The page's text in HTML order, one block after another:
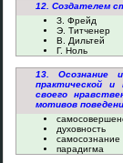
12. Создателем
З. Фрейд
Э. Титченер
В. Дильтей
Г. Ноль
13. Осознание
практической и
своего
мотивов
духовность
самосознание
парадигма